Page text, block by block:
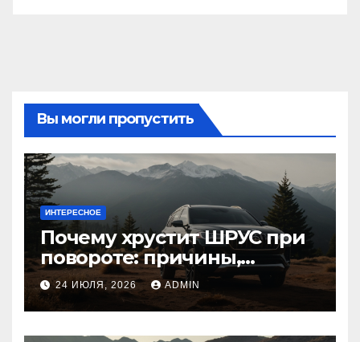
Вы могли пропустить
ИНТЕРЕСНОЕ
Почему хрустит ШРУС при
повороте: причины,
диагностика
24 ИЮЛЯ, 2026 ADMIN